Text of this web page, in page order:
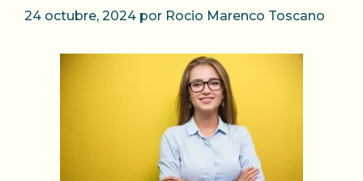
24 octubre, 2024 por Rocio Marenco Toscano